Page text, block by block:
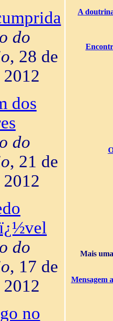
do
, 28 de
dos
do
, 21 de
do
, 17 de
no
A
Mais
Mensagem